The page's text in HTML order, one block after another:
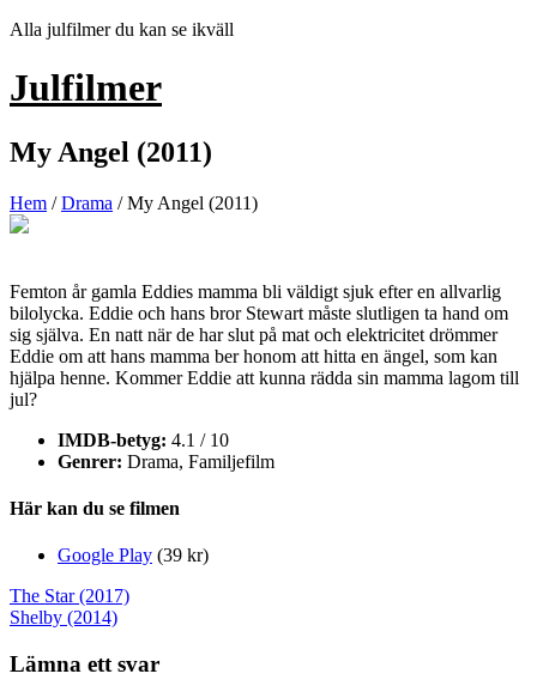
Hoppa
innehåll
Alla julfilmer du kan se ikväll
Julfilmer
My Angel (2011)
Hem /Drama / My Angel (2011)
Femton år gamla Eddies mamma bli väldigt sjuk efter en allvarlig
bilolycka. Eddie och hans bror Stewart måste slutligen ta hand om
sig själva. En natt när de har slut på mat och elektricitet drömmer
Eddie om att hans mamma ber honom att hitta en ängel, som kan
hjälpa henne. Kommer Eddie att kunna rädda sin mamma lagom till
jul?
IMDB-betyg: 4.1 / 10
Genrer: Drama, Familjefilm
Här kan du se filmen
Google Play (39 kr)
Inläggsnavigering
The Star (2017)
Shelby (2014)
Lämna ett svar